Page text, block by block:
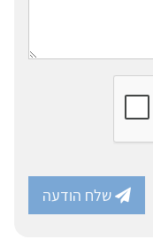
שלח הודעה